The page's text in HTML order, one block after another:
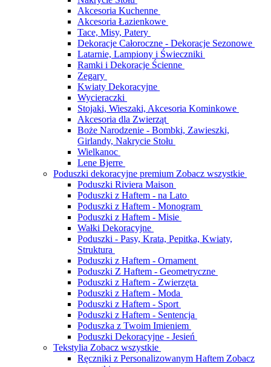
Akcesoria Kuchenne
Akcesoria Łazienkowe
Tace, Misy, Patery
Dekoracje Całoroczne - Dekoracje Sezonowe
Latarnie, Lampiony i Świeczniki
Ramki i Dekoracje Ścienne
Zegary
Kwiaty Dekoracyjne
Wycieraczki
Stojaki, Wieszaki, Akcesoria Kominkowe
Akcesoria dla Zwierząt
Boże Narodzenie - Bombki, Zawieszki,
Girlandy, Nakrycie Stołu
Wielkanoc
Lene Bjerre
Poduszki dekoracyjne premium Zobacz wszystkie
Poduszki Riviera Maison
Poduszki z Haftem - na Lato
Poduszki z Haftem - Monogram
Poduszki z Haftem - Misie
Wałki Dekoracyjne
Poduszki - Pasy, Krata, Pepitka, Kwiaty,
Struktura
Poduszki z Haftem - Ornament
Poduszki Z Haftem - Geometryczne
Poduszki z Haftem - Zwierzęta
Poduszki z Haftem - Moda
Poduszki z Haftem - Sport
Poduszki z Haftem - Sentencja
Poduszka z Twoim Imieniem
Poduszki Dekoracyjne - Jesień
Tekstylia Zobacz wszystkie
Ręczniki z Personalizowanym Haftem Zobacz